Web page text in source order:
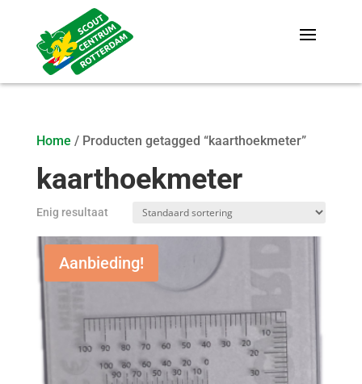
Home / Producten getagged “kaarthoekmeter”
kaarthoekmeter
Enig resultaat
Aanbieding!